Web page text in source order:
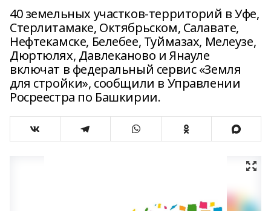
40 земельных участков-территорий в Уфе,
Стерлитамаке, Октябрьском, Салавате,
Нефтекамске, Белебее, Туймазах, Мелеузе,
Дюртюлях, Давлеканово и Янауле
включат в федеральный сервис «Земля
для стройки», сообщили в Управлении
Росреестра по Башкирии.